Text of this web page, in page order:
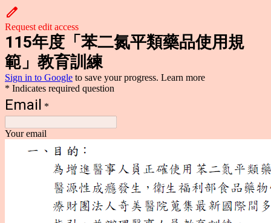
Request edit access
115年度「苯二氮平類藥品使用規
範」教育訓練
Sign in to Google to save your progress. Learn more
* Indicates required question
Email *
Your email